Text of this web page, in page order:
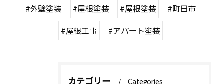
#外壁塗装 #屋根塗装 #屋根塗装
#町田市
#屋根工事
#アパート塗装
カテゴリー Categories